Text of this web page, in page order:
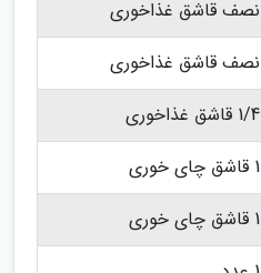
نصف قاشق غذاخوری
نصف قاشق غذاخوری
1/4 قاشق غذاخوری
1 قاشق چای خوری
1 قاشق چای خوری